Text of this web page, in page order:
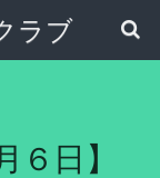
ラブ
日】